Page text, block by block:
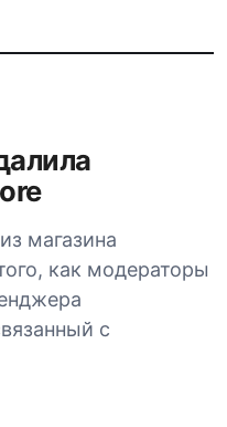
магазина
как модераторы
с